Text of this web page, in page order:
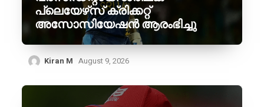
പ്ലെയേഴ്‌സ് ക്രിക്കറ്റ്
അസോസിയേഷൻ ആരംഭിച്ചു
Kiran M August 9, 2026